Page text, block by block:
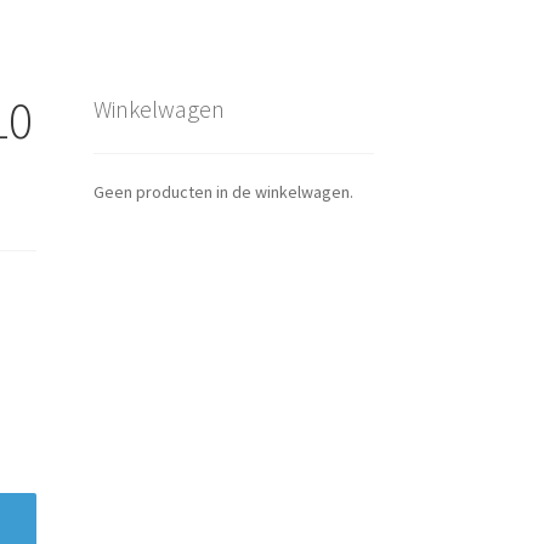
Winkelwagen
Geen producten in de winkelwagen.